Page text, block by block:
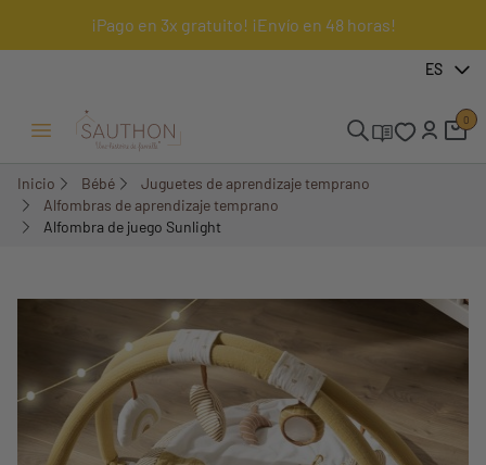
¡Pago en 3x gratuito! ¡Envío en 48 horas!
ES
Menú Abrir/Cerrar
0
Inicio Bébé
Juguetes de aprendizaje temprano
Alfombras de aprendizaje temprano
Alfombra de juego Sunlight